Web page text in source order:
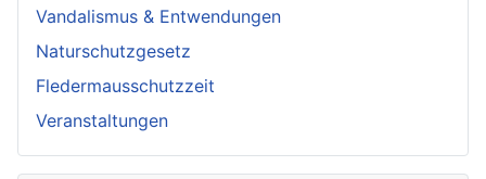
Vandalismus & Entwendungen
Naturschutzgesetz
Fledermausschutzzeit
Veranstaltungen